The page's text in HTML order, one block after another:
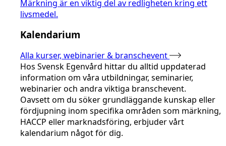
Märkning är en viktig del av redligheten kring ett
livsmedel.
Kalendarium
Alla kurser, webinarier & branschevent
Hos Svensk Egenvård hittar du alltid uppdaterad
information om våra utbildningar, seminarier,
webinarier och andra viktiga branschevent.
Oavsett om du söker grundläggande kunskap eller
fördjupning inom specifika områden som märkning,
HACCP eller marknadsföring, erbjuder vårt
kalendarium något för dig.